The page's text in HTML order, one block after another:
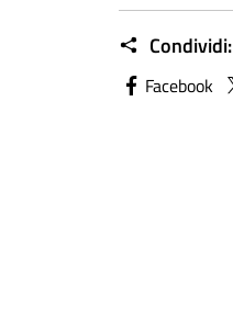
Condividi:
Facebook